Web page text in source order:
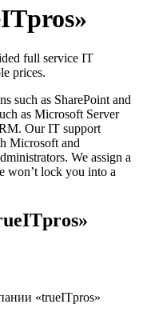
full service IT
prices.
such as SharePoint and
as Microsoft Server
Our IT support
Microsoft and
We assign a
won’t lock you into a
«trueITpros»